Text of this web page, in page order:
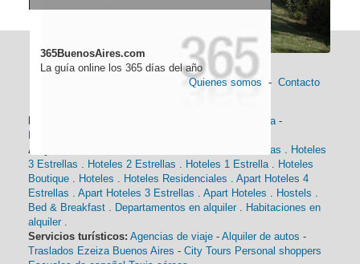
365BuenosAires.com
La guía online los 365 días del año
Quienes somos - Contacto
Historia-
Alojamiento:
Hoteles 4 Estrellas . Hoteles
3 Estrellas . Hoteles 2 Estrellas . Hoteles 1 Estrella. Hoteles
Boutique . Hoteles . Hoteles Residenciales . Apart Hoteles 4
Estrellas . Apart Hoteles 3 Estrellas . Apart Hoteles . Hostels .
Bed & Breakfast . Departamentos en alquiler . Habitaciones en
alquiler .
Servicios turísticos: Agencias de viaje - Alquiler de autos -
Traslados Ezeiza Buenos Aires - City Tours Personal shoppers